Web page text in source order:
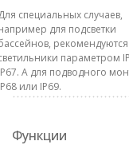
специальных случаев,
для подсветки
рекомендуются
параметром
А для подводного
или IP69.
Функции